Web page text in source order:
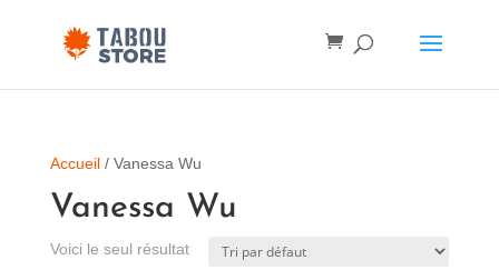
Accueil/ Vanessa Wu
Vanessa Wu
Voici le seul résultat